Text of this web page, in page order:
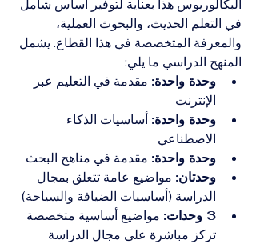
البكالوريوس هذا بعناية لتوفير أساس شامل
في التعلم الحديث، والبحوث العملية،
والمعرفة المتخصصة في هذا القطاع. يشمل
المنهج الدراسي ما يلي:
وحدة واحدة: مقدمة في التعليم عبر
الإنترنت
وحدة واحدة: أساسيات الذكاء
الاصطناعي
وحدة واحدة: مقدمة في مناهج البحث
وحدتان: مواضيع عامة تتعلق بمجال
الدراسة (أساسيات الضيافة والسياحة)
3 وحدات:
مواضيع أساسية متخصصة
تركز مباشرة على مجال الدراسة